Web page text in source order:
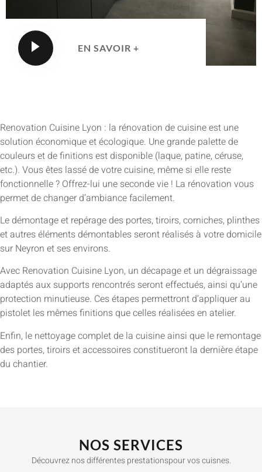
EN SAVOIR +
Renovation Cuisine Lyon : la rénovation de cuisine est une
solution économique et écologique. Une grande palette de
couleurs et de finitions est disponible (laque, patine, céruse,
etc.). Vous êtes lassé de votre cuisine, même si elle reste
fonctionnelle ? Offrez-lui une seconde vie ! La rénovation vous
permet de changer d’ambiance facilement.
Le démontage et repérage des portes, tiroirs, corniches, plinthes
et autres éléments démontables seront réalisés à votre domicile
sur Neyron et ses environs.
Avec Renovation Cuisine Lyon, un décapage et un dégraissage
adaptés aux supports rencontrés seront effectués, ainsi qu’une
protection minutieuse. Ces étapes permettront d’appliquer au
pistolet les mêmes finitions que celles réalisées en atelier.
Enfin, le nettoyage complet de la cuisine ainsi que le remontage
des portes, tiroirs et accessoires constitueront la dernière étape
du chantier.
NOS SERVICES
Découvrez nos différentes prestationspour vos cuisnes.